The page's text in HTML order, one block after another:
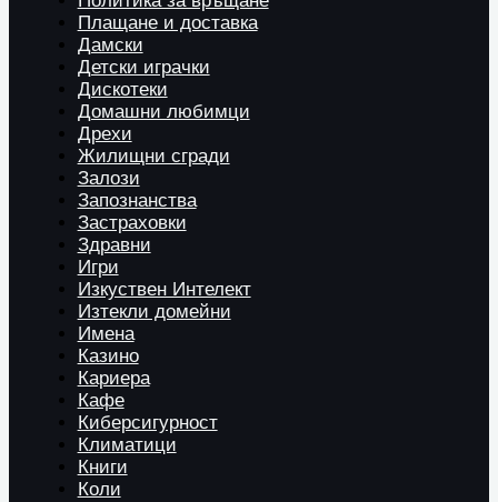
Плащане и доставка
Дамски
Детски играчки
Дискотеки
Домашни любимци
Дрехи
Жилищни сгради
Залози
Запознанства
Застраховки
Здравни
Игри
Изкуствен Интелект
Изтекли домейни
Имена
Казино
Кариера
Кафе
Киберсигурност
Климатици
Книги
Коли